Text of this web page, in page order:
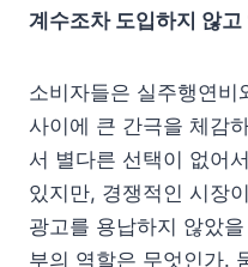
계수조차 도입하지 않고
소비자들은 실주행연비
사이에 큰 간극을 체감
서 별다른 선택이 없어
있지만, 경쟁적인 시장
광고를 용납하지 않았
부의 역할은 무엇인가.